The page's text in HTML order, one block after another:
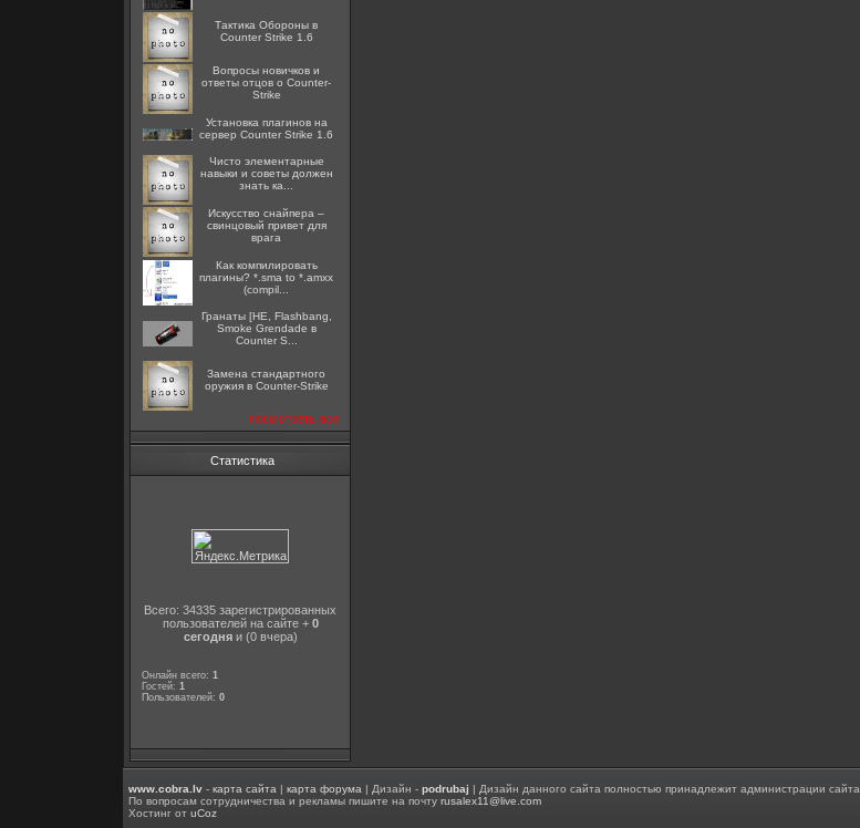
Тактика Обороны в
Counter Strike 1.6
Вопросы новичков и
ответы отцов о Counter-
Strike
Установка плагинов на
сервер Counter Strike 1.6
Чисто элементарные
навыки и советы должен
знать ка...
Искусство снайпера –
свинцовый привет для
врага
Как компилировать
плагины? *.sma to *.amxx
(compil...
Гранаты [HE, Flashbang,
Smoke Grendade в
Counter S...
Замена стандартного
оружия в Counter-Strike
посмотреть все
Статистика
Всего: 34335 зарегистрированных
пользователей на сайте + 0
сегодняи (0 вчера)
Онлайн всего: 1
Гостей: 1
Пользователей: 0
www.cobra.lv - карта сайта | карта форума | Дизайн - podrubaj | Дизайн данного сайта полностью принадлежит администрации сайта.
По вопросам сотрудничества и рекламы пишите на почту rusalex11@live.com
Хостинг от uCoz